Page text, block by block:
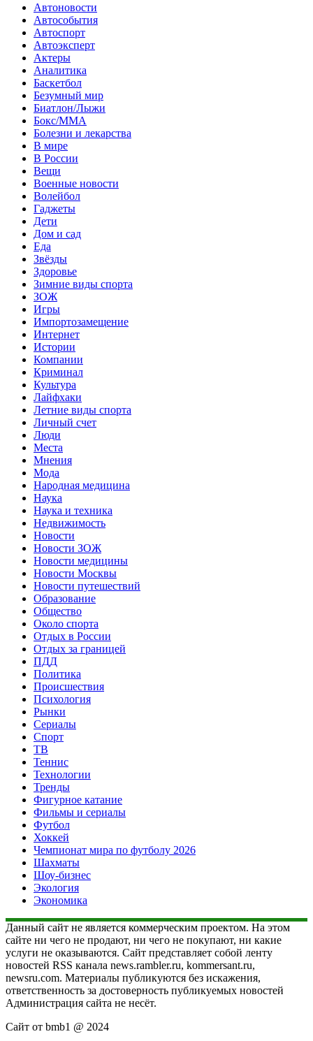
Автоновости
Автособытия
Автоспорт
Автоэксперт
Актеры
Аналитика
Баскетбол
Безумный мир
Биатлон/Лыжи
Бокс/MMA
Болезни и лекарства
В мире
В России
Вещи
Военные новости
Волейбол
Гаджеты
Дети
Дом и сад
Еда
Звёзды
Здоровье
Зимние виды спорта
ЗОЖ
Игры
Импортозамещение
Интернет
Истории
Компании
Криминал
Культура
Лайфхаки
Летние виды спорта
Личный счет
Люди
Места
Мнения
Мода
Народная медицина
Наука
Наука и техника
Недвижимость
Новости
Новости ЗОЖ
Новости медицины
Новости Москвы
Новости путешествий
Образование
Общество
Около спорта
Отдых в России
Отдых за границей
ПДД
Политика
Происшествия
Психология
Рынки
Сериалы
Спорт
ТВ
Теннис
Технологии
Тренды
Фигурное катание
Фильмы и сериалы
Футбол
Хоккей
Чемпионат мира по футболу 2026
Шахматы
Шоу-бизнес
Экология
Экономика
Данный сайт не является коммерческим проектом. На этом
сайте ни чего не продают, ни чего не покупают, ни какие
услуги не оказываются. Сайт представляет собой ленту
новостей RSS канала news.rambler.ru, kommersant.ru,
newsru.com. Материалы публикуются без искажения,
ответственность за достоверность публикуемых новостей
Администрация сайта не несёт.
Сайт от bmb1 @ 2024